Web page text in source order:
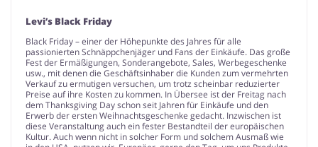
Levi’s Black Friday
Black Friday – einer der Höhepunkte des Jahres für alle
passionierten Schnäppchenjäger und Fans der Einkäufe. Das große
Fest der Ermäßigungen, Sonderangebote, Sales, Werbegeschenke
usw., mit denen die Geschäftsinhaber die Kunden zum vermehrten
Verkauf zu ermutigen versuchen, um trotz scheinbar reduzierter
Preise auf ihre Kosten zu kommen. In Übersee ist der Freitag nach
dem Thanksgiving Day schon seit Jahren für Einkäufe und den
Erwerb der ersten Weihnachtsgeschenke gedacht. Inzwischen ist
diese Veranstaltung auch ein fester Bestandteil der europäischen
Kultur. Auch wenn nicht in solcher Form und solchem Ausmaß wie